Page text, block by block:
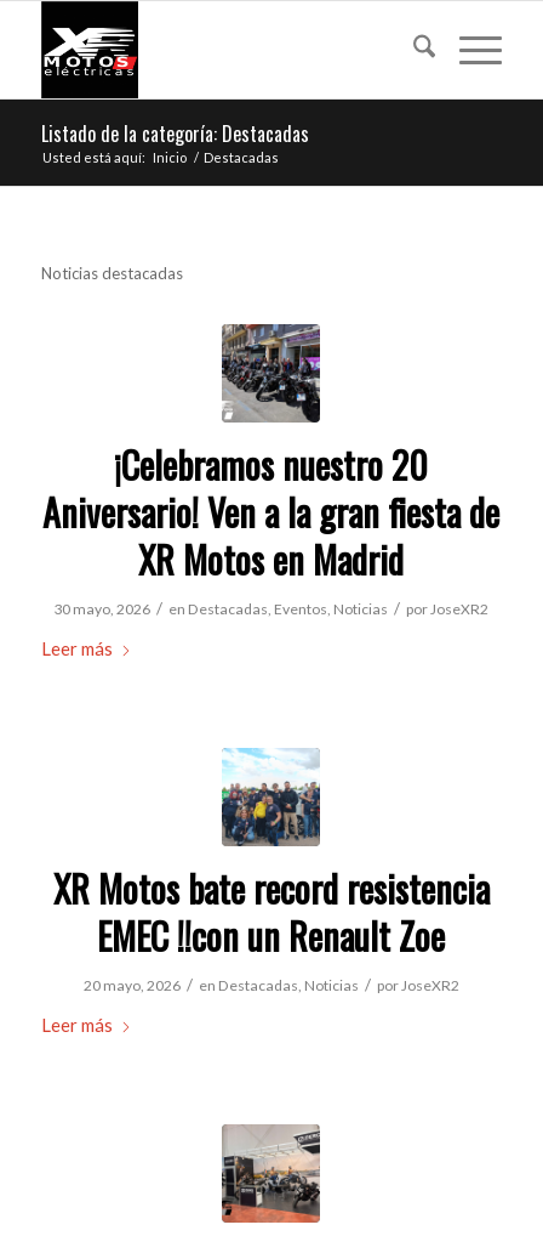
Listado de la categoría: Destacadas
Usted está aquí: Inicio / Destacadas
Noticias destacadas
¡Celebramos nuestro 20
Aniversario! Ven a la gran fiesta de
XR Motos en Madrid
30 mayo, 2026 / en Destacadas, Eventos, Noticias / porJoseXR2
Leer más
XR Motos bate record resistencia
EMEC !!con un Renault Zoe
20 mayo, 2026 / en Destacadas, Noticias / porJoseXR2
Leer más